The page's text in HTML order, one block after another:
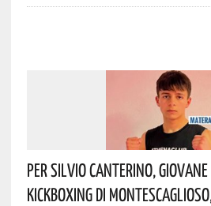
Per Silvio Canterino,
Kickboxing Di